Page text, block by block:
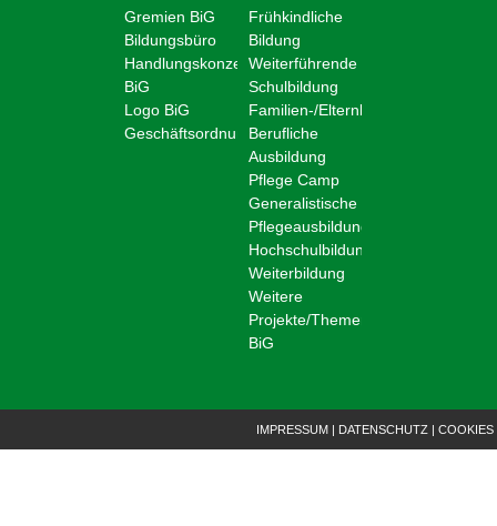
Gremien BiG
Bildungsbüro
Handlungskonzept
BiG
Logo BiG
Geschäftsordnung
Frühkindliche
Bildung
Weiterführende
Schulbildung
Familien-/Elternbildung
Berufliche
Ausbildung
Pflege Camp
Generalistische
Pflegeausbildung
Hochschulbildung
Weiterbildung
Weitere
Projekte/Themen
BiG
IMPRESSUM | DATENSCHUTZ | COOKIES